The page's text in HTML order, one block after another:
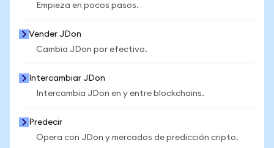
Empieza en pocos pasos.
Vender JDon
Cambia JDon por efectivo.
Intercambiar JDon
Intercambia JDon en y entre blockchains.
Predecir
Opera con JDon y mercados de predicción cripto.